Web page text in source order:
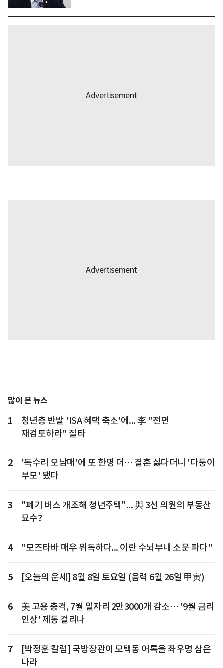
많이 본 뉴스
1
청년층 반발 'ISA 혜택 축소'에... 李 "전면
재검토하라" 질타
2
'독수리 오남매'에 또 한명 더… 결혼 싫다더니 '다둥이
부모' 됐다
3
"폐기 버스 개조해 청년주택"... 與 3선 의원의 부동산
묘수?
4 "모즈타바 매우 위독하다... 이란 수뇌부내 소문 파다"
5 [오늘의 운세] 8월 8일 토요일 (음력 6월 26일 甲寅)
6
美 고용 충격, 7월 일자리 2만3000개 감소… '9월 금리
인상' 제동 걸리나
7
[박정훈 칼럼] 국방장관이 모택동 어록을 좌우명 삼은
나라